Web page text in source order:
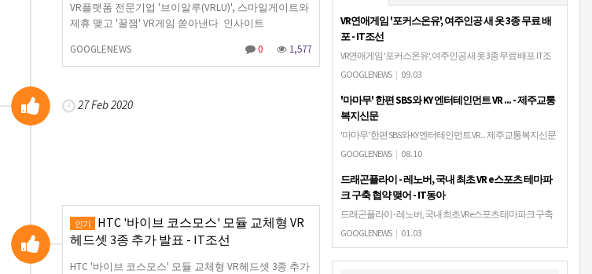
VR플랫폼 전문기업 '브이알루(VRLU)', 스마일게이트와
제휴 맺고 '꿀잼' VR게임 쏟아낸다 인사이트
GOOGLENEWS
0 1,577
27 Feb 2020
인기
HTC '바이브 코스모스' 모듈 교체형 VR
헤드셋 3종 추가 발표 - IT조선
HTC '바이브 코스모스' 모듈 교체형 VR헤드셋 3종 추가
VR연애게임 '포커스온유', 여주인공 새 옷 3종 무료 배
포 - IT조선
VR연애게임 '포커스온유', 여주인공 새 옷 3종 무료 배포 IT조
선스마일게이트 엔터테인먼트는 가상현실(VR) 연애 어드벤
고 3일 밝혔다.'포커스온유'.…
GOOGLENEWS | 09.03
'마마무' 한편 SBS와 KY 엔터테인먼트 VR ... - 제주교통
복지신문
'마마무' 한편 SBS와 KY 엔터테인먼트 VR ... 제주교통복지신문
[제주교통복지신문 편집부] '대세 걸그룹' 마마무는 KY엔터
지었다. VR 노래방 '…
GOOGLENEWS | 08.10
드래곤플라이 - 레노버, 국내 최초 VR e스포츠 테마파
크 구축 협약 맺어 - IT동아
드래곤플라이 - 레노버, 국내 최초 VR e스포츠 테마파크 구축
협약 맺어 IT동아[IT동아 이상우 기자] 드래곤플라이와 레노
버가 국내 최초 VR e스포츠 전문 테마파크 '레노버 VR 매직파
크' 추진을 위한 업무협…
GOOGLENEWS | 01.03